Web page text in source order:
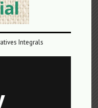
Integrals